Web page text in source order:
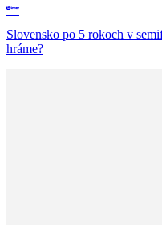
Slovensko po 5 rokoch v
hráme?